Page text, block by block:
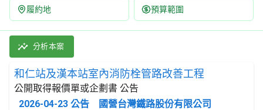
履約地 預算範圍
和仁站及漢本站室內消防栓管路改善工程 招標公告 | 案號：
採購類別：工程類 其他裝修工程 | 招標方式：公開取得報
分析本案
和仁站及漢本站室內消防栓管路改善工程
公開取得報價單或企劃書 公告
2026-04-23 公告 國營台灣鐵路股份有限公司